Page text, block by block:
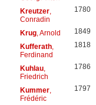
Kreutzer,
Conradin
1780
Krug, Arnold 1849
Kufferath,
Ferdinand
1818
Kuhlau,
Friedrich
1786
Kummer,
Frédéric
1797